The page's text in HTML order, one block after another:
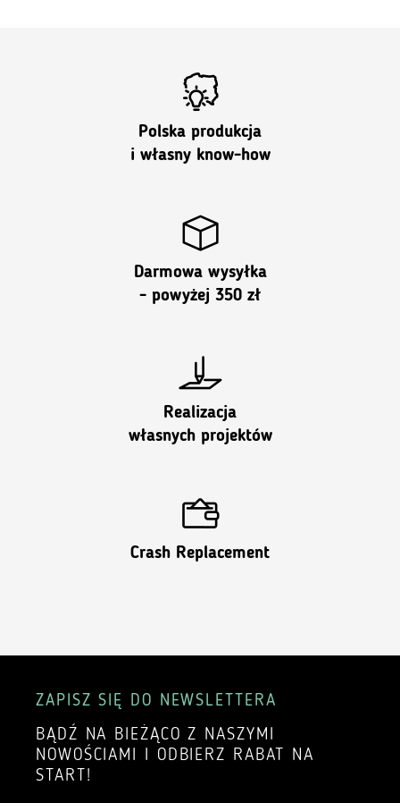
Polska produkcja
i własny know-how
Darmowa wysyłka
- powyżej 350 zł
Realizacja
własnych projektów
Crash Replacement
ZAPISZ SIĘ DO NEWSLETTERA
BĄDŹ NA BIEŻĄCO Z NASZYMI
NOWOŚCIAMI I ODBIERZ RABAT NA
START!